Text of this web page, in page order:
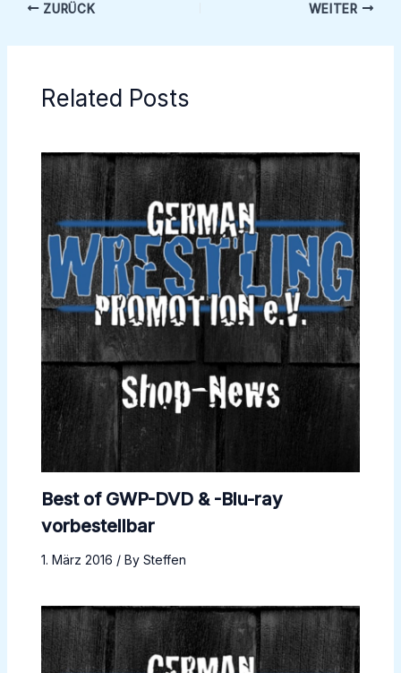
ZURÜCK WEITER
Related Posts
Best of GWP-DVD & -Blu-ray
vorbestellbar
1. März 2016 / By Steffen